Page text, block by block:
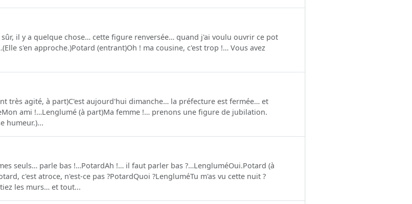
il y a quelque chose… cette figure renversée… quand j'ai voulu ouvrir ce pot
s'en approche.)Potard (entrant)Oh ! ma cousine, c'est trop !… Vous avez
très agité, à part)C'est aujourd'hui dimanche… la préfecture est fermée… et
ami !…Lenglumé (à part)Ma femme !… prenons une figure de jubilation.
humeur.)...
seuls… parle bas !…PotardAh !… il faut parler bas ?…LengluméOui.Potard (à
c'est atroce, n'est-ce pas ?PotardQuoi ?LengluméTu m'as vu cette nuit ?
les murs… et tout...